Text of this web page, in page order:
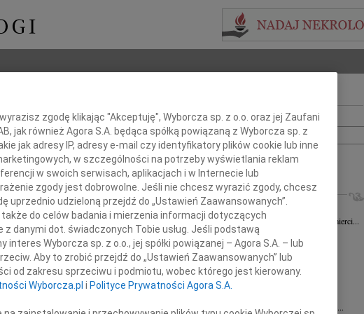
Imię i nazwisko lub numer ogłoszenia:
+ szukanie zaawansowane
INNE NEKROLOGI
Tadeusz Gapiński 03.08.2026
Z dużym żalem przyjęliśmy wiadomość o śmierci...
31.07.2026Łódź
Wyrazy głębokiego współczucia dla...
29.07.2026
Łódź
Wyrazy współczucia Pani Janinie...
27.07.2026
Pani Joannie Nowińskiej wyrazy głębokiego...
zgodę klikając "Akceptuję", Wyborcza sp. z o.o. oraz jej Zaufani
jak również Agora S.A. będąca spółką powiązaną z Wyborcza sp. z
jak adresy IP, adresy e-mail czy identyfikatory plików cookie lub inne
w szczególności na potrzeby wyświetlania reklam
w swoich serwisach, aplikacjach i w Internecie lub
zgody jest dobrowolne. Jeśli nie chcesz wyrazić zgody, chcesz
udzieloną przejdź do „Ustawień Zaawansowanych”.
do celów badania i mierzenia informacji dotyczących
danymi dot. świadczonych Tobie usług. Jeśli podstawą
Wyborcza sp. z o.o., jej spółki powiązanej – Agora S.A. – lub
Aby to zrobić przejdź do „Ustawień Zaawansowanych” lub
od zakresu sprzeciwu i podmiotu, wobec którego jest kierowany.
Wyborcza.pl i Polityce Prywatności Agora S.A.